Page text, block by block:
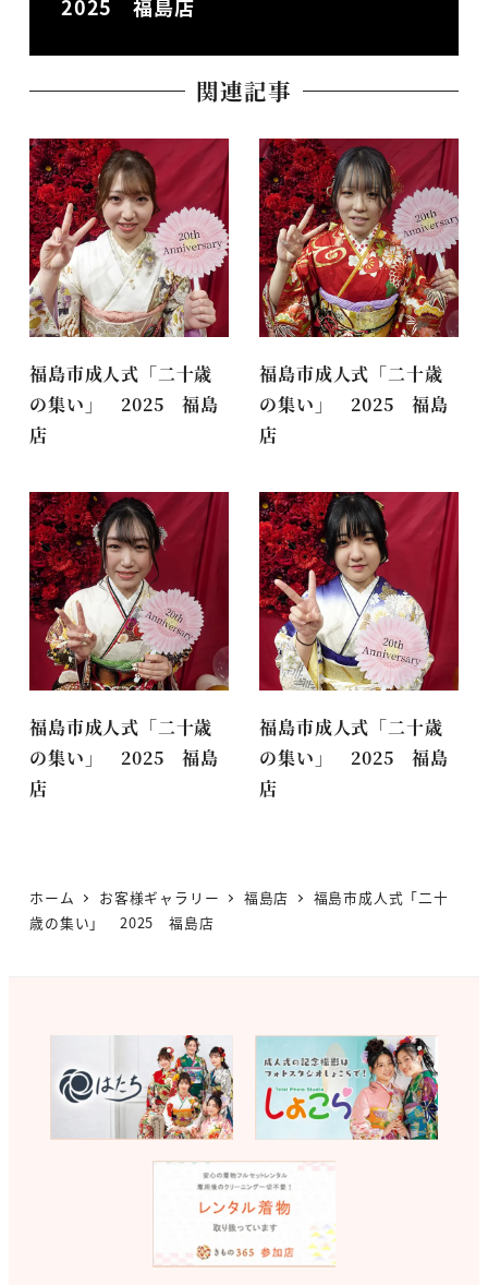
2025 福島店
関連記事
福島市成人式「二十歳
の集い」 2025 福島
店
福島市成人式「二十歳
の集い」 2025 福島
店
福島市成人式「二十歳
の集い」 2025 福島
店
福島市成人式「二十歳
の集い」 2025 福島
店
ホーム お客様ギャラリー 福島店
福島市成人式「二十
歳の集い」 2025 福島店